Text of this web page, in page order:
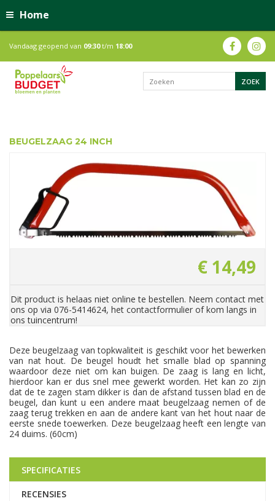
Home
Vandaag geopend van 09:30t/m 18:00
BEUGELZAAG 24 INCH
€ 14,49
Dit product is helaas niet online te bestellen. Neem contact met
ons op via 076-5414624, het contactformulier of kom langs in
ons tuincentrum!
Deze beugelzaag van topkwaliteit is geschikt voor het bewerken
van nat hout. De beugel houdt het smalle blad op spanning
waardoor deze niet om kan buigen. De zaag is lang en licht,
hierdoor kan er dus snel mee gewerkt worden. Het kan zo zijn
dat de te zagen stam dikker is dan de afstand tussen blad en de
beugel, dan kunt u een andere maat beugelzaag nemen of de
zaag terug trekken en aan de andere kant van het hout naar de
eerste snede toewerken. Deze beugelzaag heeft een lengte van
24 duims. (60cm)
SPECIFICATIES
RECENSIES